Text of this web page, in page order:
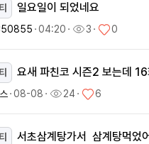
일요일이 되었네요
ㆍ04:20ㆍ 3ㆍ 0
요새 파친코 시즌2 보는데
ㆍ08-08ㆍ 24ㆍ 6
서초삼계탕가서 삼계탕먹었